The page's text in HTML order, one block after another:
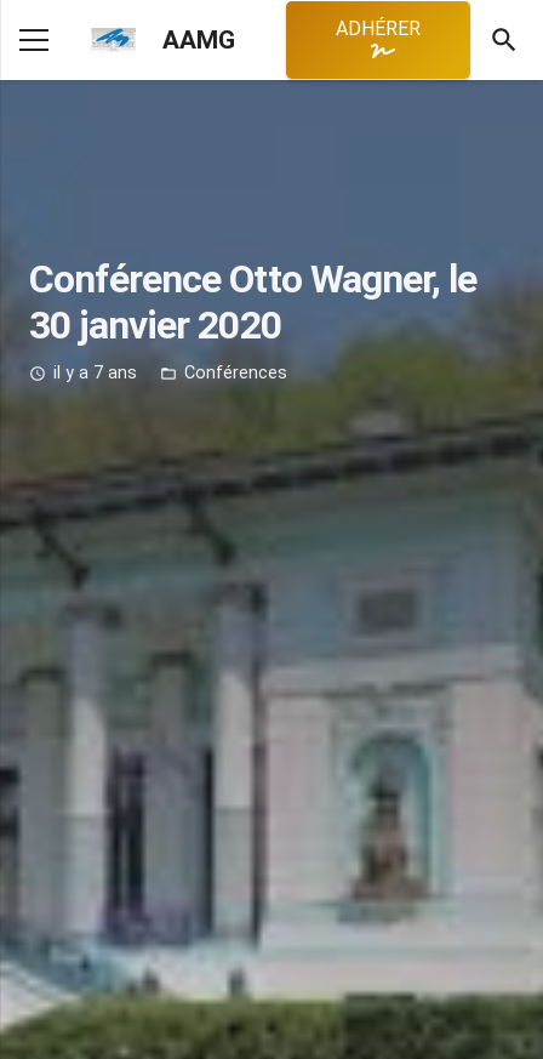
AAMG ADHÉRER search
Conférence Otto Wagner, le
30 janvier 2020
access_time il y a 7 ans folder_open Conférences